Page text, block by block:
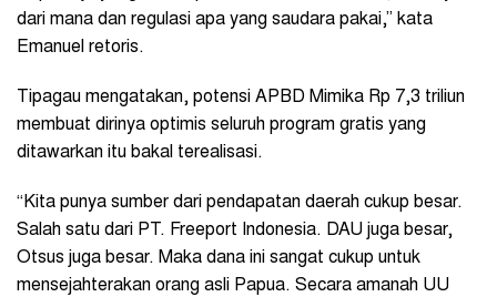
dari mana dan regulasi apa yang saudara pakai,” kata
Emanuel retoris.
Tipagau mengatakan, potensi APBD Mimika Rp 7,3 triliun
membuat dirinya optimis seluruh program gratis yang
ditawarkan itu bakal terealisasi.
“Kita punya sumber dari pendapatan daerah cukup besar.
Salah satu dari PT. Freeport Indonesia. DAU juga besar,
Otsus juga besar. Maka dana ini sangat cukup untuk
mensejahterakan orang asli Papua. Secara amanah UU